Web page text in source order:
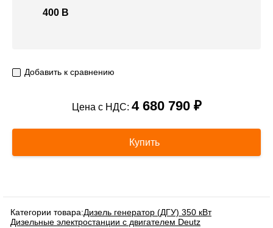
400 В
Добавить к сравнению
Цена с НДС: 4 680 790 ₽
Купить
Категории товара:Дизель генератор (ДГУ) 350 кВт
Дизельные электростанции с двигателем Deutz